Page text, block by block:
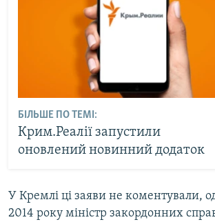
БІЛЬШЕ ПО ТЕМІ:
Крим.Реалії запустили
оновлений новинний додаток
У Кремлі ці заяви не коментували,
2014 року міністр закордонних справ